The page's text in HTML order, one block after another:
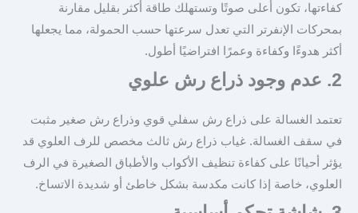
كفاءتها، تكون أعلى صوتًا وتستهلك طاقة أكثر بقليل مقارنة
بمحركات الإنفرتر التي تعدل سرعتها حسب الحمولة، مما يجعلها
أكثر هدوءًا وكفاءة وعمرًا افتراضيًا أطول.
2. عدم وجود ذراع رش علوي
تعتمد الغسالة على ذراع رش سفلي قوي وذراع رش صغير مثبت
في سقف الغسالة. غياب ذراع رش ثالث مخصص للرف العلوي قد
يؤثر أحيانًا على كفاءة تنظيف الأكواب والأطباق الصغيرة في الرف
العلوي، خاصة إذا كانت مكدسة بشكل خاطئ أو شديدة الاتساخ.